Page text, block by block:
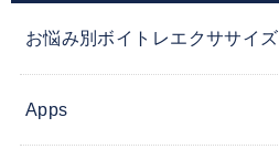
お悩み別ボイトレエクササイズ
Apps